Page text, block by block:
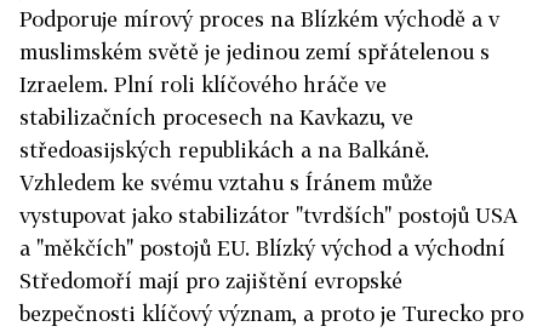
Podporuje mírový proces na Blízkém východě a v
muslimském světě je jedinou zemí spřátelenou s
Izraelem. Plní roli klíčového hráče ve
stabilizačních procesech na Kavkazu, ve
středoasijských republikách a na Balkáně.
Vzhledem ke svému vztahu s Íránem může
vystupovat jako stabilizátor "tvrdších" postojů USA
a "měkčích" postojů EU. Blízký východ a východní
Středomoří mají pro zajištění evropské
bezpečnosti klíčový význam, a proto je Turecko pro